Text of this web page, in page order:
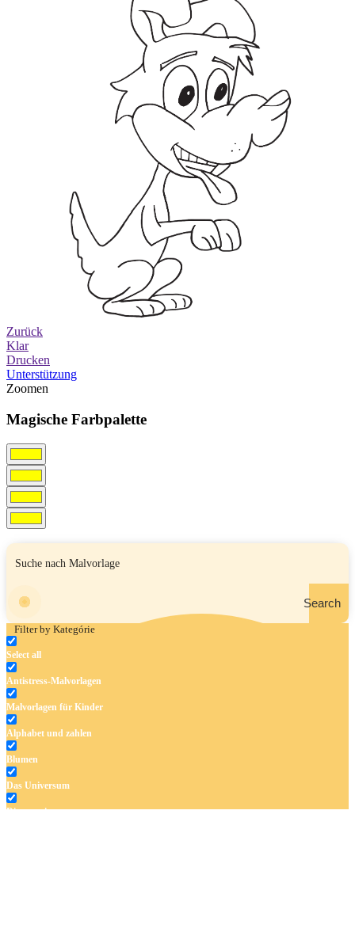
Zurück
Klar
Drucken
Unterstützung
Zoomen
Magische Farbpalette
Search
Filter by Kategórie
Select all
Antistress-Malvorlagen
Malvorlagen für Kinder
Alphabet und zahlen
Blumen
Das Universum
Dinosaurier